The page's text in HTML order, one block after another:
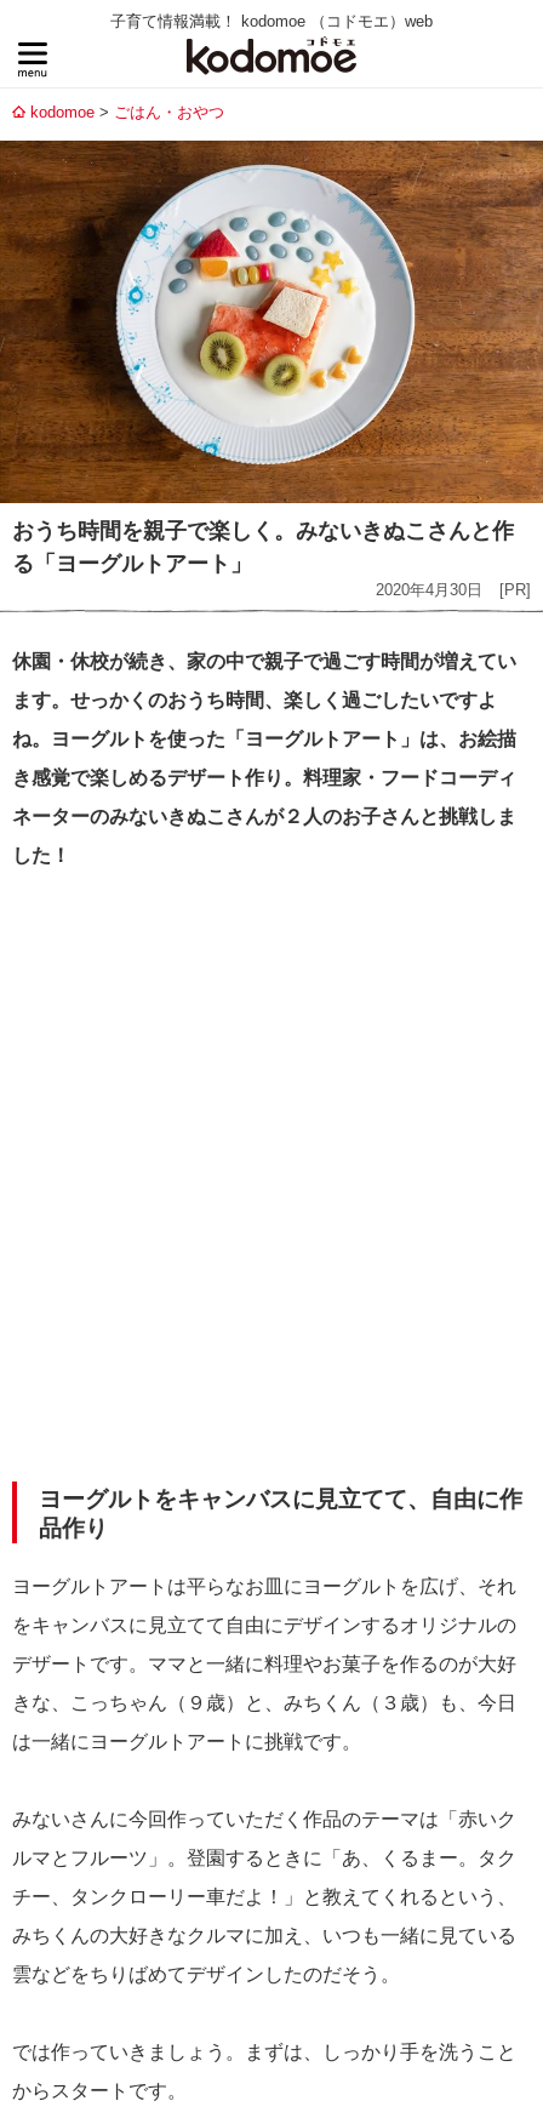
子育て情報満載！ kodomoe （コドモエ）web
kodomoe ごはん・おやつ
おうち時間を親子で楽しく。みないきぬこさんと作
る「ヨーグルトアート」
2020年4月30日 [PR]
休園・休校が続き、家の中で親子で過ごす時間が増えてい
ます。せっかくのおうち時間、楽しく過ごしたいですよ
ね。ヨーグルトを使った「ヨーグルトアート」は、お絵描
き感覚で楽しめるデザート作り。料理家・フードコーディ
ネーターのみないきぬこさんが２人のお子さんと挑戦しま
した！
ヨーグルトをキャンバスに見立てて、自由に作
品作り
ヨーグルトアートは平らなお皿にヨーグルトを広げ、それ
をキャンバスに見立てて自由にデザインするオリジナルの
デザートです。ママと一緒に料理やお菓子を作るのが大好
きな、こっちゃん（９歳）と、みちくん（３歳）も、今日
は一緒にヨーグルトアートに挑戦です。
みないさんに今回作っていただく作品のテーマは「赤いク
ルマとフルーツ」。登園するときに「あ、くるまー。タク
チー、タンクローリー車だよ！」と教えてくれるという、
みちくんの大好きなクルマに加え、いつも一緒に見ている
雲などをちりばめてデザインしたのだそう。
では作っていきましょう。まずは、しっかり手を洗うこと
からスタートです。